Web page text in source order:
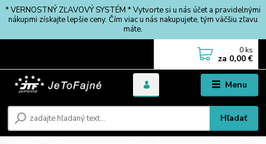
* VERNOSTNÝ ZĽAVOVÝ SYSTÉM * Vytvorte si u nás účet a pravidelnými
nákupmi získajte lepšie ceny. Čím viac u nás nakupujete, tým väčšiu zľavu
máte.
Menu
Hľadať
0 ks
za 0,00 €